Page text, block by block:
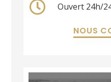
Ouvert 24h/
NOUS